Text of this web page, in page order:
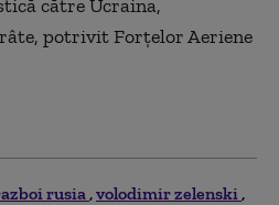
către Ucraina,
potrivit Forţelor Aeriene
rusia volodimir zelenski